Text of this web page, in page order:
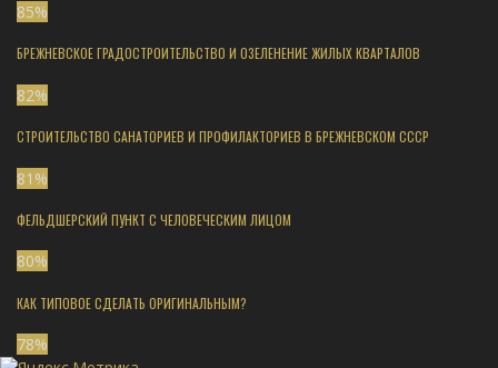
85%
БРЕЖНЕВСКОЕ ГРАДОСТРОИТЕЛЬСТВО И ОЗЕЛЕНЕНИЕ ЖИЛЫХ КВАРТАЛОВ
82%
СТРОИТЕЛЬСТВО САНАТОРИЕВ И ПРОФИЛАКТОРИЕВ В БРЕЖНЕВСКОМ СССР
81 %
ФЕЛЬДШЕРСКИЙ ПУНКТ С ЧЕЛОВЕЧЕСКИМ ЛИЦОМ
80%
КАК ТИПОВОЕ СДЕЛАТЬ ОРИГИНАЛЬНЫМ?
78%